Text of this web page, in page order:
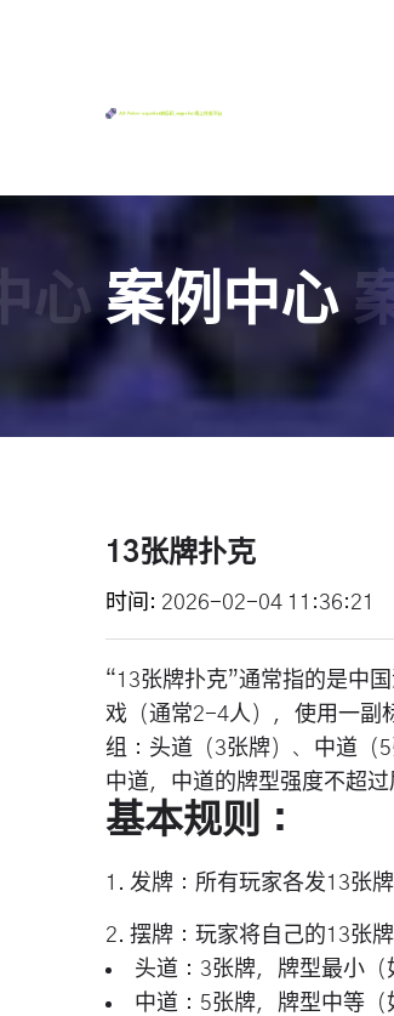
心 案例中心
13张牌扑克
时间 2026-02-04 11:36:21
“13张牌扑克”通常指的是中
戏（通常2-4人），使用一副
组：头道（3张牌）、中道（
中道，中道的牌型强度不超
基本规则：
1. 发牌 ：所有玩家各发13张牌
2. 摆牌 ：玩家将自己的13张
头道 ：3张牌，牌型最小
中道 ：5张牌，牌型中等